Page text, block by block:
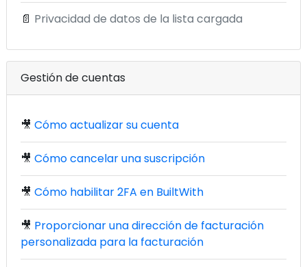
📄 Privacidad de datos de la lista cargada
Gestión de cuentas
🎥 Cómo actualizar su cuenta
🎥 Cómo cancelar una suscripción
🎥 Cómo habilitar 2FA en BuiltWith
🎥 Proporcionar una dirección de facturación
personalizada para la facturación